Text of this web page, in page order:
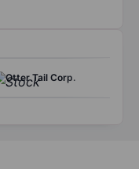
Otter Tail Corp.